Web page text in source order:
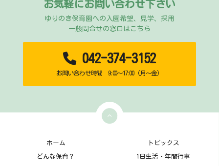
お気軽にお問い合わせ下さい
ゆりのき保育園への入園希望、見学、採用
一般問合せの窓口はこちら
042-374-3152
お問い合わせ時間 9:00～17:00（月～金）
ホーム トピックス
どんな保育？ 1日生活・年間行事